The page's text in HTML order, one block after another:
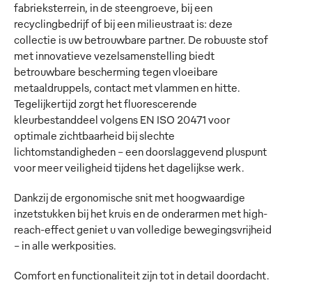
fabrieksterrein, in de steengroeve, bij een
recyclingbedrijf of bij een milieustraat is: deze
collectie is uw betrouwbare partner. De robuuste stof
met innovatieve vezelsamenstelling biedt
betrouwbare bescherming tegen vloeibare
metaaldruppels, contact met vlammen en hitte.
Tegelijkertijd zorgt het fluorescerende
kleurbestanddeel volgens EN ISO 20471 voor
optimale zichtbaarheid bij slechte
lichtomstandigheden – een doorslaggevend pluspunt
voor meer veiligheid tijdens het dagelijkse werk.
Dankzij de ergonomische snit met hoogwaardige
inzetstukken bij het kruis en de onderarmen met high-
reach-effect geniet u van volledige bewegingsvrijheid
– in alle werkposities.
Comfort en functionaliteit zijn tot in detail doordacht.